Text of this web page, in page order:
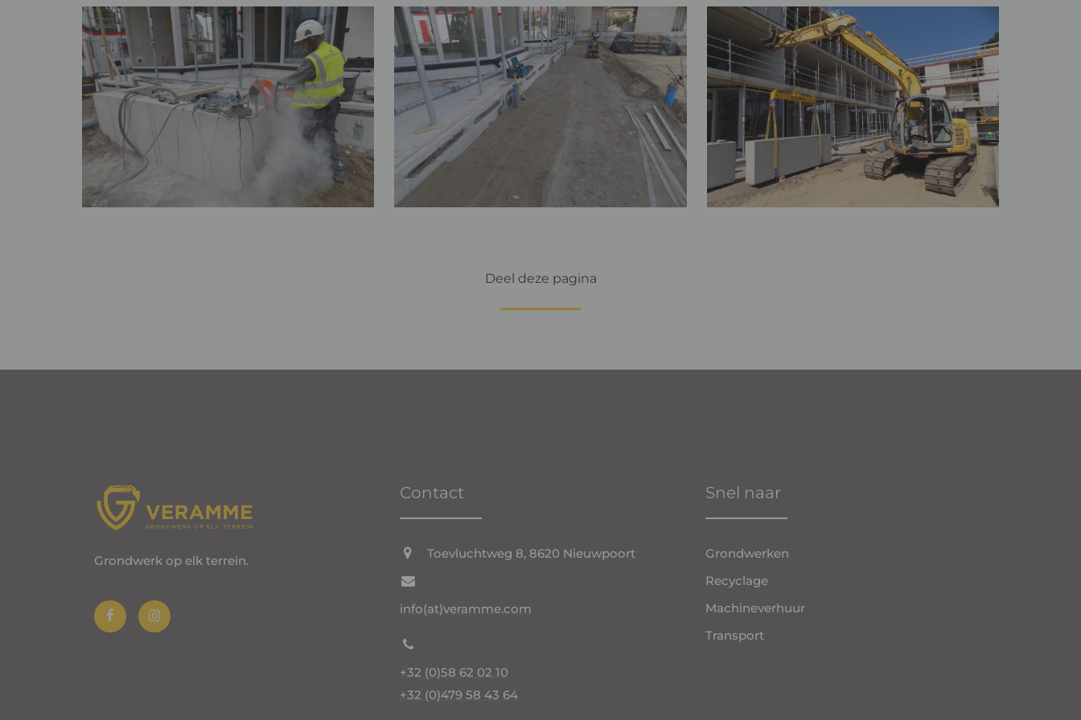
Deel deze pagina
Grondwerk op elk terrein.
Contact
Toevluchtweg 8, 8620 Nieuwpoort
info(at)veramme.com
+32 (0)58 62 02 10
+32 (0)479 58 43 64
Snel naar
Grondwerken
Recyclage
Machineverhuur
Transport